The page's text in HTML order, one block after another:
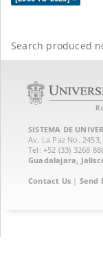
Search produced
SISTEMA DE
Av. La Paz No.
Guadalajara,
Contact Us | Send